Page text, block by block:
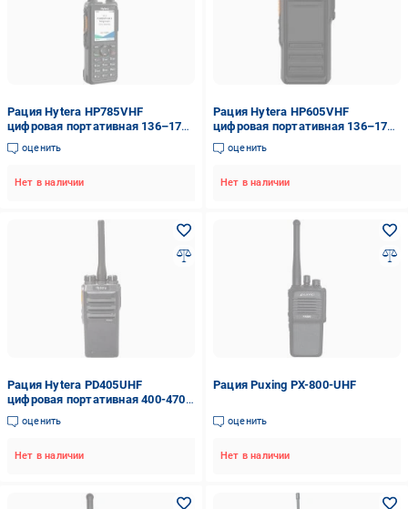
Рация Hytera HP785VHF
цифровая портативная 136–174
МГц 5 Вт 1024 канала
оценить
Нет в наличии
Рация Hytera HP605VHF
цифровая портативная 136–174
МГц 5 Вт 1024 канала
оценить
Нет в наличии
Рация Hytera PD405UHF
цифровая портативная 400-470
МГц 4 Вт 256 каналов
оценить
Нет в наличии
Рация Puxing PX-800-UHF
оценить
Нет в наличии